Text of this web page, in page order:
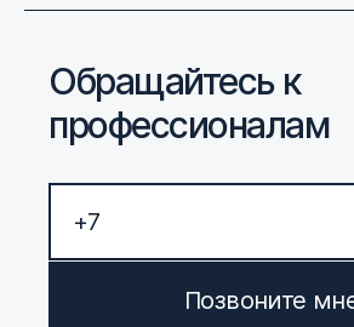
Обращайтесь к
профессионалам
Позвоните